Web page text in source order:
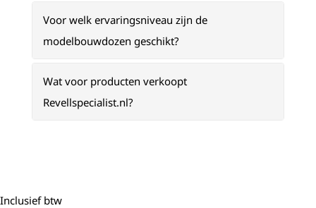
Voor welk ervaringsniveau zijn de
modelbouwdozen geschikt?
Wat voor producten verkoopt
Revellspecialist.nl?
Inclusief btw